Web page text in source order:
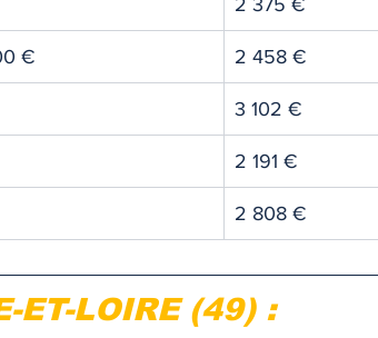
€ 2 458 €
3 102 €
2 191 €
2 808 €
ET-LOIRE (49) :